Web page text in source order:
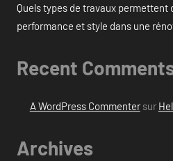
Quels types de travaux permettent
performance et style dans une
Recent
A WordPress Commentersur
Archives